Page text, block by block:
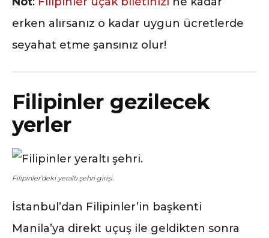
erken alırsanız o kadar uygun ücretlerde
seyahat etme şansınız olur!
Filipinler gezilecek
yerler
Filipinler’deki yeraltı şehri girişi.
İstanbul’dan Filipinler’in başkenti
Manila’ya direkt uçuş ile geldikten sonra